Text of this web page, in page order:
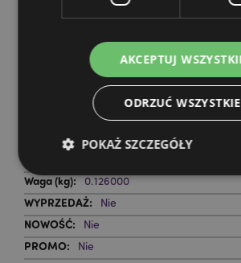
Chcesz wiedzieć więcej na temat
Zapoznaj się z naszym
Cechy produktu
Wysokość 40cm Szerokość
5055071509865
0.126000
Nie
Nie
Nie
AKCEPTUJ
ODRZUĆ WSZYSTKIE
POKAŻ SZCZEGÓŁY
Niezbędne
Niezbędne pliki cookie pozwalają na